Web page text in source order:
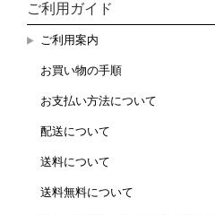
ご利用ガイド
ご利用案内
お買い物の手順
お支払い方法について
配送について
送料について
送料無料について